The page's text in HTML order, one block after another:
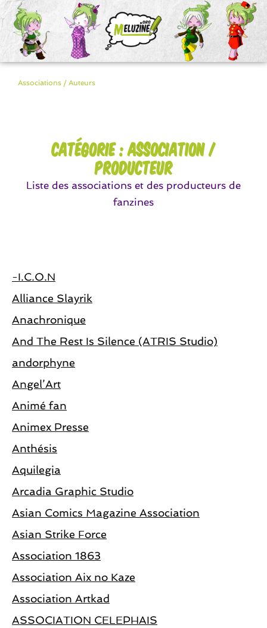
Associations / Auteurs
Catégorie : Association /
Producteur
Liste des associations et des producteurs de
fanzines
-I.C.O.N
Alliance Slayrik
Anachronique
And The Rest Is Silence (ATRIS Studio)
andorphyne
Angel’Art
Animé fan
Animex Presse
Anthésis
Aquilegia
Arcadia Graphic Studio
Asian Comics Magazine Association
Asian Strike Force
Association 1863
Association Aix no Kaze
Association Artkad
ASSOCIATION CELEPHAIS